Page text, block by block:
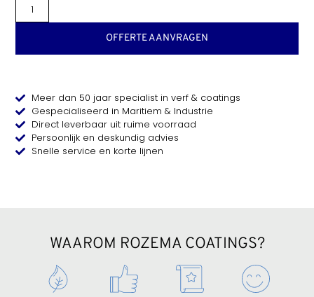
OFFERTE AANVRAGEN
Meer dan 50 jaar specialist in verf & coatings
Gespecialiseerd in Maritiem & Industrie
Direct leverbaar uit ruime voorraad
Persoonlijk en deskundig advies
Snelle service en korte lijnen
WAAROM ROZEMA COATINGS?